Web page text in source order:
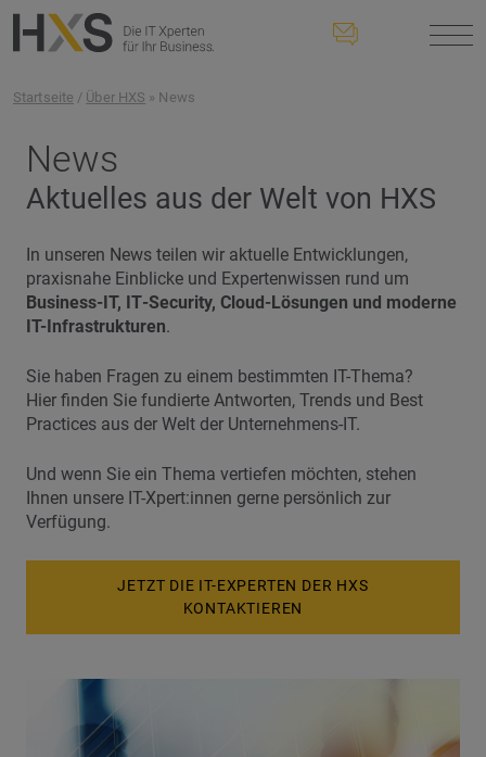
Startseite / Über HXS » News
News
Aktuelles aus der Welt von HXS
In unseren News teilen wir aktuelle Entwicklungen,
praxisnahe Einblicke und Expertenwissen rund um
Business‑IT, IT‑Security, Cloud-Lösungen und moderne
IT-Infrastrukturen.
Sie haben Fragen zu einem bestimmten IT-Thema?
Hier finden Sie fundierte Antworten, Trends und Best
Practices aus der Welt der Unternehmens-IT.
Und wenn Sie ein Thema vertiefen möchten, stehen
Ihnen unsere IT-Xpert:innen gerne persönlich zur
Verfügung.
JETZT DIE IT-EXPERTEN DER HXS
KONTAKTIEREN